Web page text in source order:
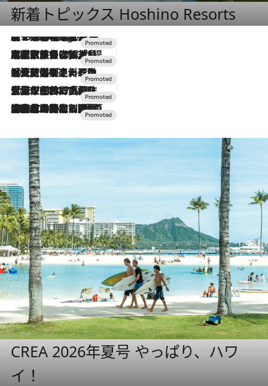
新着トピックス Hoshino Resorts
7 Hours Ago
【トンボの足水浴】ヒノキの香りに包まれて涼感マックス！約13℃の湧水かけ流しを避暑地「星野温泉 トンボの湯」で体験
2026.7.31
【ホテル帰省】という選択肢をOMOが提案。家族とほどよい距離を保つには「昼は実家、夜は気兼ねなくホテルで！」
2026.7.24
【夏限定ディナーコース】旬を迎える稚鮎や花ズッキーニなどをイタリア・トスカーナの郷土料理の手法で満喫！
2026.7.17
「土佐和ハーブかき氷」がOMO7高知に登場！生姜、山椒、大葉など目にも舌にも涼を呼ぶ郷土の味
2026.7.10
NEW OPEN！【界 草津】名湯の地に誕生。趣の異なる2種の温泉と上州ならではの会席・蕎麦割烹など美食を味わう究極の癒やし旅
CREA 2026年夏号 やっぱり、ハワ
イ！